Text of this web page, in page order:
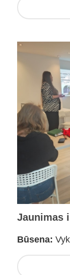
Jaunimas
Būsena: